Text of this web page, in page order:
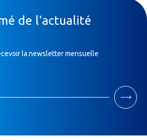
de l'actualité
la newsletter mensuelle